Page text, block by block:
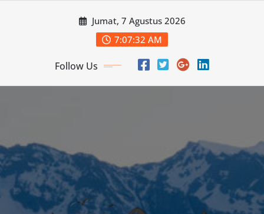
Jumat, 7 Agustus 2026
7:07:34 AM
Follow Us